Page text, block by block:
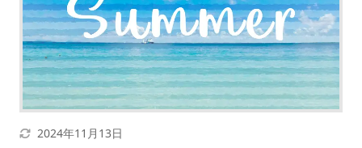
更新日
2024年11月13日